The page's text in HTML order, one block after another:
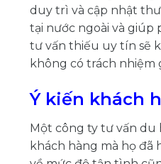
duy trì và cập nhật
tại nước ngoài và giúp
tư vấn thiếu uy tín sẽ
không có trách nhiệm
Ý kiến khách
Một công ty tư vấn
khách hàng mà họ đã